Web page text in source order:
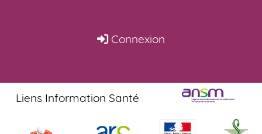
Connexion
Liens Information Santé